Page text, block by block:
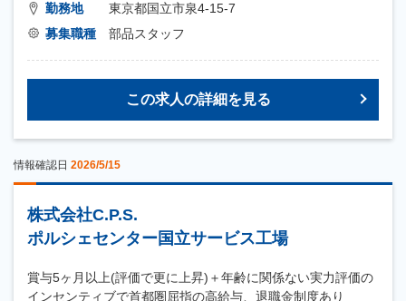
勤務地
東京都国立市泉4-15-7
募集職種
部品スタッフ
この求人の詳細を見る
情報確認日 2026/5/15
株式会社C.P.S.
ポルシェセンター国立サービス工場
賞与5ヶ月以上(評価で更に上昇)＋年齢に関係ない実力評価の
インセンティブで首都圏屈指の高給与、退職金制度あり